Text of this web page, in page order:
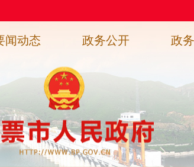
闻动态 政务公开 政